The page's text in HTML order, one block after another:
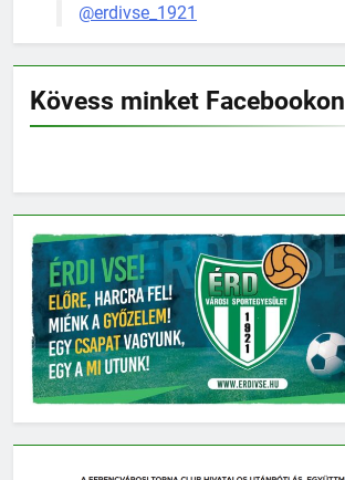
@erdivse_1921
Kövess minket Facebookon